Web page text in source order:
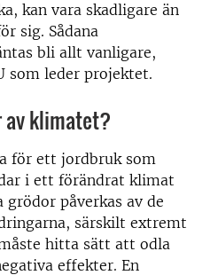
kan vara skadligare än
sig. Sådana
bli allt vanligare,
som leder projektet.
av klimatet?
för ett jordbruk som
i ett förändrat klimat
påverkas av de
särskilt extremt
hitta sätt att odla
effekter. En